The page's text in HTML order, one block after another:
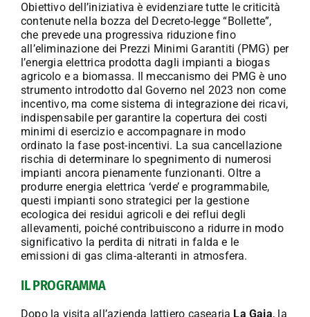
Obiettivo dell’iniziativa è evidenziare tutte le criticità
contenute nella bozza del Decreto-legge “Bollette”,
che prevede una progressiva riduzione fino
all’eliminazione dei Prezzi Minimi Garantiti (PMG) per
l’energia elettrica prodotta dagli impianti a biogas
agricolo e a biomassa. Il meccanismo dei PMG è uno
strumento introdotto dal Governo nel 2023 non come
incentivo, ma come sistema di integrazione dei ricavi,
indispensabile per garantire la copertura dei costi
minimi di esercizio e accompagnare in modo
ordinato la fase post-incentivi. La sua cancellazione
rischia di determinare lo spegnimento di numerosi
impianti ancora pienamente funzionanti. Oltre a
produrre energia elettrica ‘verde’ e programmabile,
questi impianti sono strategici per la gestione
ecologica dei residui agricoli e dei reflui degli
allevamenti, poiché contribuiscono a ridurre in modo
significativo la perdita di nitrati in falda e le
emissioni di gas clima-alteranti in atmosfera.
IL PROGRAMMA
Dopo la visita all’azienda lattiero casearia La Gaia, la